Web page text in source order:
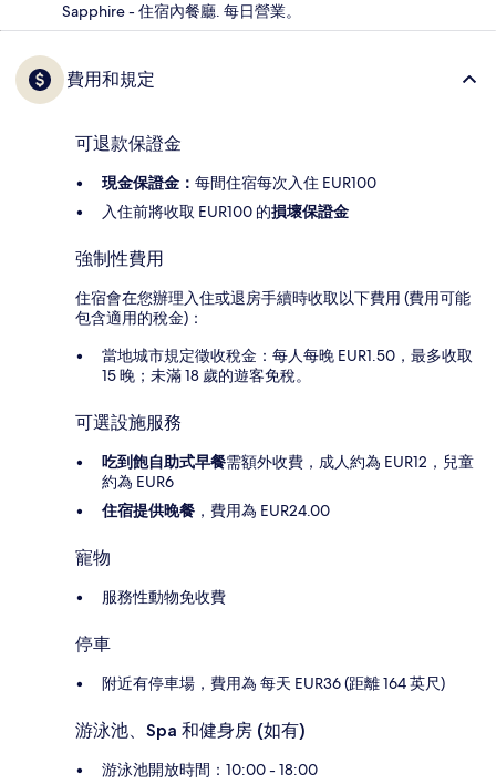
Sapphire - 住宿內餐廳. 每日營業。
費用和規定
可退款保證金
現金保證金： 每間住宿每次入住 EUR100
入住前將收取 EUR100 的損壞保證金
強制性費用
住宿會在您辦理入住或退房手續時收取以下費用 (費用可能
包含適用的稅金)：
當地城市規定徵收稅金：每人每晚 EUR1.50，最多收取
15 晚；未滿 18 歲的遊客免稅。
可選設施服務
吃到飽自助式早餐需額外收費，成人約為 EUR12，兒童
約為 EUR6
住宿提供晚餐 ，費用為 EUR24.00
寵物
服務性動物免收費
停車
附近有停車場，費用為 每天 EUR36 (距離 164 英尺)
游泳池、Spa 和健身房 (如有)
游泳池開放時間：10:00 - 18:00